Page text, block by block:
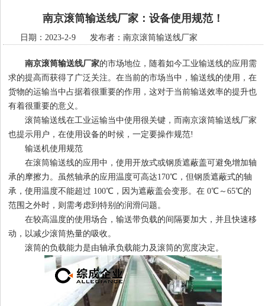
1 2 3 4
南京滚筒输送线厂家：设备使用规范！
日期：2023-2-9 发布者：南京滚筒输送线厂家
南京滚筒输送线厂家的市场地位，随着如今工业输送线的应用需
求的提高而获得了广泛关注。在当前的市场当中，输送线的使用，在
货物的运输当中占据着很重要的作用，这对于当前输送效率的提升也
有着很重要的意义。
滚筒输送线在工业运输当中使用很关键，而南京滚筒输送线厂家
也提示用户，在使用设备的时候，一定要操作规范!
输送机使用规范
在滚筒输送线的应用中，使用开放式或钢质遮蔽盖可避免增加轴
承的摩擦力。虽然轴承的应用温度可高达170℃，但钢质遮蔽式的轴
承，使用温度不能超过 100℃，因为遮蔽盖会变形。在 0℃～65℃的
范围之外时，则需考虑到特别的润滑问题。
在较高温度的使用场合，输送带负载的间隔要加大，并且快速移
动，以减少滚筒热量的吸收。
滚筒的负载能力是由轴承负载能力及滚筒的宽度决定。